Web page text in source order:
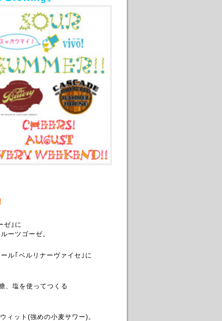
ゼ｣に
ーツゴーゼ。
ル｢ベルリナーヴァイセ｣に
、塩を使ってつくる
ット(強めの小麦サワー)。